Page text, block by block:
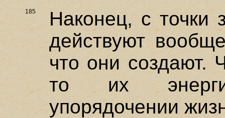
185
Наконец, с точки
действуют
что они создают.
то их
упорядочении